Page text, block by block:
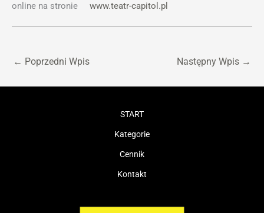
online na stronie www.teatr-capitol.pl
← Poprzedni Wpis Następny Wpis →
START
Kategorie
Cennik
Kontakt